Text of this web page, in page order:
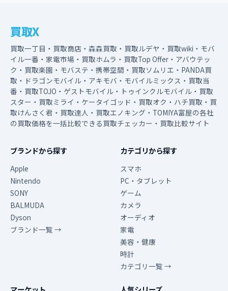
買取X
買取一丁目・買取商店・森森買取・買取ルデヤ・買取wiki・モバ
イル一番・家電市場・買取ホムラ・買取Top Offer・アバウテッ
ク・買取楽園・モバステ・携帯空間・買取ソムリエ・PANDA買
取・ドラゴンモバイル・アキモバ・モバイルミックス・買取当
番・買取TOJO・ゲストモバイル・トゥインクルモバイル・買取
スター・買取ミライ・ケータイゴッド・買取オク・ハチ買取・買
取けんさく君・買取達人・買取エノキング・TOMIYA富屋の各社
の買取価格を一括比較できる買取チェッカー・買取比較サイト
ブランドから探す
Apple
Nintendo
SONY
BALMUDA
Dyson
ブランド一覧 →
カテゴリから探す
スマホ
PC・タブレット
ゲーム
カメラ
オーディオ
家電
美容・健康
時計
カテゴリ一覧 →